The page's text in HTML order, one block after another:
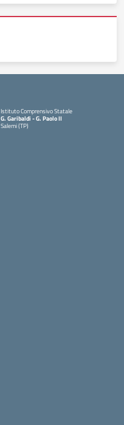
Istituto Comprensivo Statale
G. Garibaldi - G. Paolo II
Salemi (TP)